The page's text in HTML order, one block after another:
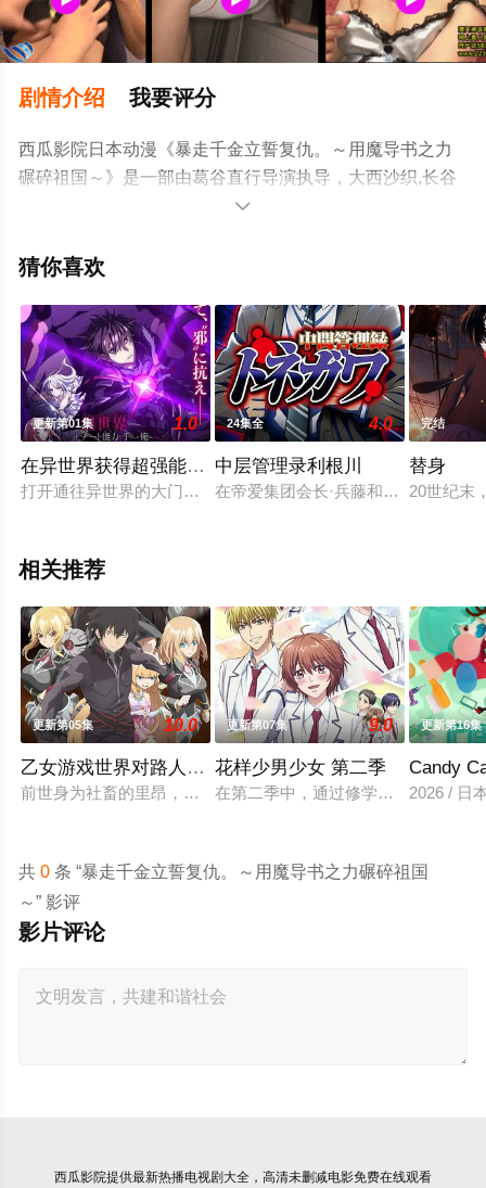
剧情介绍 我要评分
西瓜影院日本动漫《暴走千金立誓复仇。～用魔导书之力
碾碎祖国～》是一部由葛谷直行导演执导，大西沙织,长谷
川育美,小仓唯,上原步美,芹泽优,石上静香,阿座上洋平,水中
看高清无删减完整版动漫全集就上西瓜影视，更多相关信
。

猜你喜欢
更新第01集 1.0
在异世界获得超强能力的我，在现实世界照样无敌～等
打开通往异世界的大门后，天上优夜获得超强能力，脱胎换骨
24集全 4.0
中层管理录利根川
在帝爱集团会长·兵藤和尊的命令下
完结
替身
20世纪末
相关推荐
更新第05集 10.0
乙女游戏世界对路人角色很不友好 第二季
前世身为社畜的里昂，转生到了某款剑与魔法题材的乙女游戏
更新第07集 9.0
花样少男少女 第二季
在第二季中，通过修学旅行和舞会等
更新第16集
Candy
2026 / 日
共 0条 “暴走千金立誓复仇。～用魔导书之力碾碎祖国
～” 影评
影片评论
西瓜影院提供最新热播电视剧大全，高清未删减电影免费在线观看